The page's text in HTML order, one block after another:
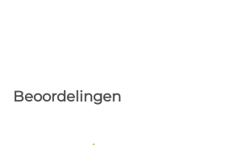
Beoordelingen